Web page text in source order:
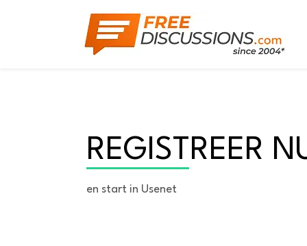
REGISTREER
en start in Usenet